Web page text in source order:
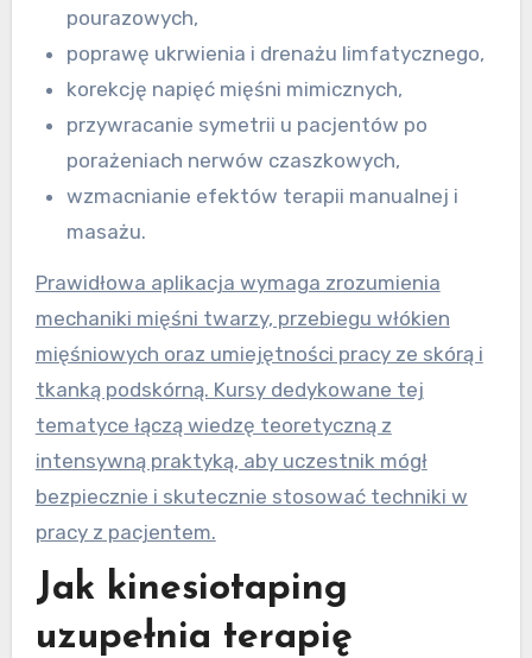
pourazowych,
poprawę ukrwienia i drenażu limfatycznego,
korekcję napięć mięśni mimicznych,
przywracanie symetrii u pacjentów po
porażeniach nerwów czaszkowych,
wzmacnianie efektów terapii manualnej i
masażu.
Prawidłowa aplikacja wymaga zrozumienia
mechaniki mięśni twarzy, przebiegu włókien
mięśniowych oraz umiejętności pracy ze skórą i
tkanką podskórną. Kursy dedykowane tej
tematyce łączą wiedzę teoretyczną z
intensywną praktyką, aby uczestnik mógł
bezpiecznie i skutecznie stosować techniki w
pracy z pacjentem.
Jak kinesiotaping
uzupełnia terapię